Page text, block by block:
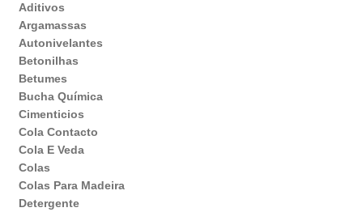
Aditivos
Argamassas
Autonivelantes
Betonilhas
Betumes
Bucha Química
Cimenticios
Cola Contacto
Cola E Veda
Colas
Colas Para Madeira
Detergente